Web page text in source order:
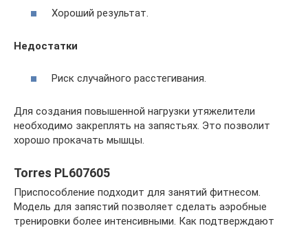
Хороший результат.
Недостатки
Риск случайного расстегивания.
Для создания повышенной нагрузки утяжелители
необходимо закреплять на запястьях. Это позволит
хорошо прокачать мышцы.
Torres PL607605
Приспособление подходит для занятий фитнесом.
Модель для запястий позволяет сделать аэробные
тренировки более интенсивными. Как подтверждают